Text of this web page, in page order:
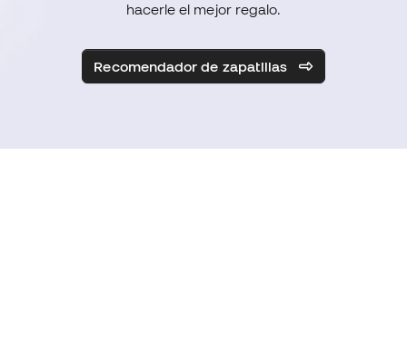
hacerle el mejor regalo.
Recomendador de zapatillas